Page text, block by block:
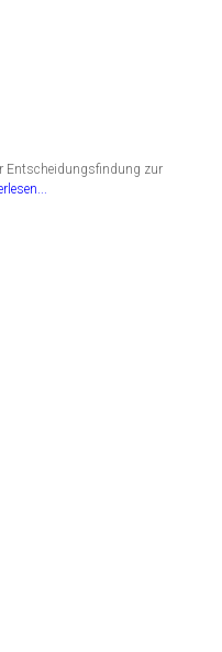
Entscheidungsfindung zur